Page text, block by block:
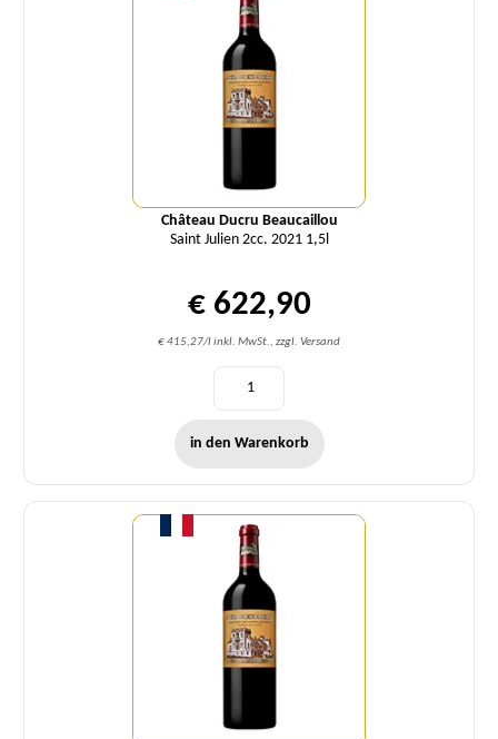
Château Ducru Beaucaillou
Saint Julien 2cc. 2021 1,5l
€ 622,90
€ 415,27/l inkl. MwSt., zzgl. Versand
in den Warenkorb
Menge